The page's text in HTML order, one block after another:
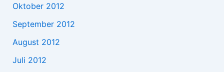
Oktober 2012
September 2012
August 2012
Juli 2012